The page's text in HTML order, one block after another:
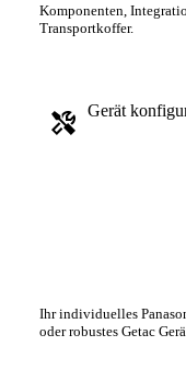
Komponenten,
Transportkoffer.
Gerät
Ihrindividuelles
oder robustes Getac